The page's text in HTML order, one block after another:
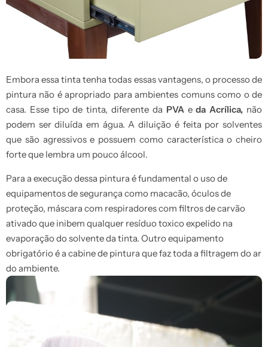
Embora essa tinta tenha todas essas vantagens, o processo de
pintura não é apropriado para ambientes comuns como o de
casa. Esse tipo de tinta, diferente da PVA eda Acrílica, não
podem ser diluída em água. A diluição é feita por solventes
que são agressivos e possuem como característica o cheiro
forte que lembra um pouco álcool.
Para a execução dessa pintura é fundamental o uso de
equipamentos de segurança como macacão, óculos de
proteção, máscara com respiradores com filtros de carvão
ativado que inibem qualquer resíduo toxico expelido na
evaporação do solvente da tinta. Outro equipamento
obrigatório é a cabine de pintura que faz toda a filtragem do ar
do ambiente.